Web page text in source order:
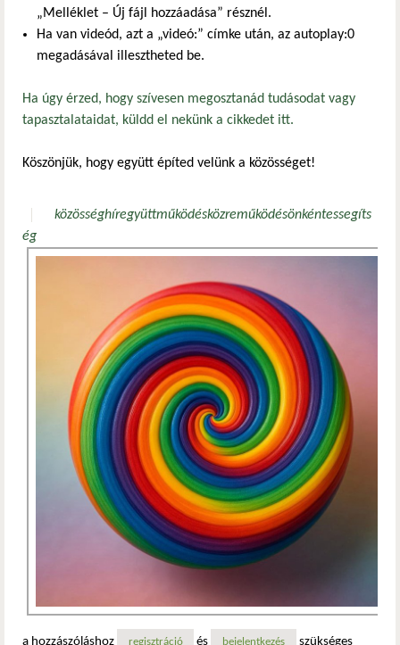
„Melléklet – Új fájl hozzáadása” résznél.
Ha van videód, azt a „videó:” címke után, az autoplay:0
megadásával illesztheted be.
Ha úgy érzed, hogy szívesen megosztanád tudásodat vagy
tapasztalataidat, küldd el nekünk a cikkedet itt.
Köszönjük, hogy együtt építed velünk a közösséget!
közösséghíregyüttműködésközreműködésönkéntessegíts
ég
a hozzászóláshoz regisztráció és bejelentkezés szükséges